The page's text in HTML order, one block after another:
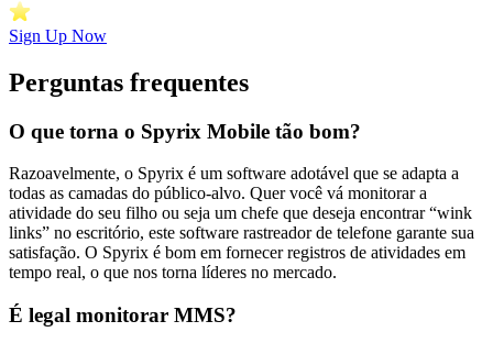
Sign Up Now
Perguntas frequentes
O que torna o Spyrix Mobile tão bom?
Razoavelmente, o Spyrix é um software adotável que se adapta a
todas as camadas do público-alvo. Quer você vá monitorar a
atividade do seu filho ou seja um chefe que deseja encontrar “wink
links” no escritório, este software rastreador de telefone garante sua
satisfação. O Spyrix é bom em fornecer registros de atividades em
tempo real, o que nos torna líderes no mercado.
É legal monitorar MMS?